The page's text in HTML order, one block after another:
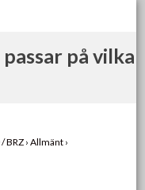
på vilka
BRZ› Allmänt ›